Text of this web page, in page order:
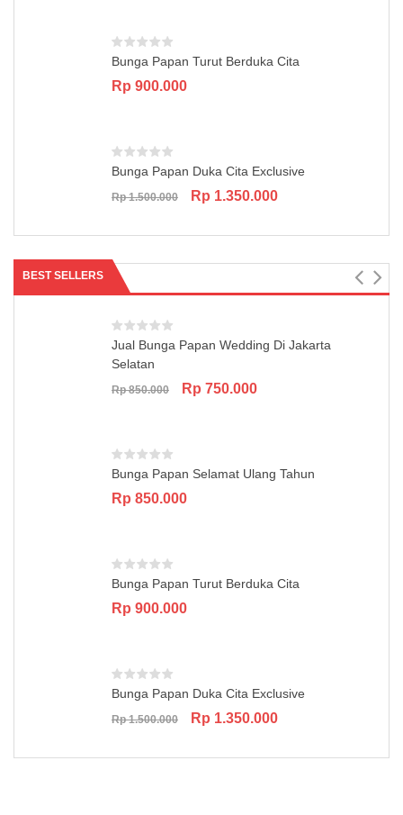
Bunga Papan Turut Berduka Cita
Rp 900.000
Bunga Papan Duka Cita Exclusive
Rp1.500.000
Original
Rp 1.350.000Current
BEST SELLERS
Jual Bunga Papan Wedding Di Jakarta
Selatan
Rp850.000
Original
Rp 750.000Current
Bunga Papan Selamat Ulang Tahun
Rp 850.000
Bunga Papan Turut Berduka Cita
Rp 900.000
Bunga Papan Duka Cita Exclusive
Rp1.500.000
Original
Rp 1.350.000Current